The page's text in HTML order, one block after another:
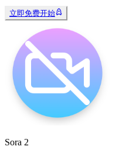
立即免费开始
Sora 2